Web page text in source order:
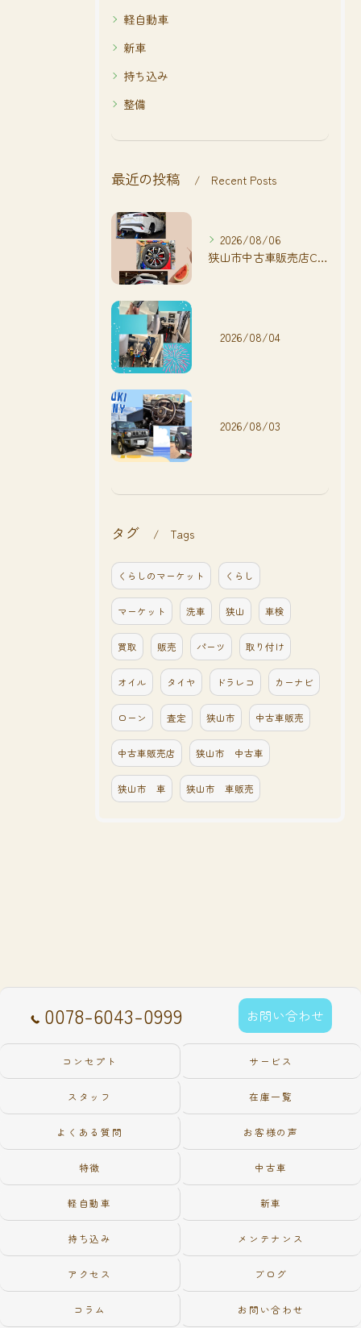
軽自動車
新車
持ち込み
整備
最近の投稿 Recent Posts
2026/08/06
狭山市中古車販売店CarShop FACT.🚗
2026/08/04
2026/08/03
タグ Tags
くらしのマーケット くらし
マーケット 洗車 狭山 車検
買取 販売 パーツ 取り付け
オイル タイヤ ドラレコ カーナビ
ローン 査定 狭山市 中古車販売
中古車販売店 狭山市 中古車
狭山市 車 狭山市 車販売
0078-6043-0999 お問い合わせ
コンセプト サービス
スタッフ 在庫一覧
よくある質問 お客様の声
特徴 中古車
軽自動車 新車
持ち込み メンテナンス
アクセス ブログ
コラム お問い合わせ